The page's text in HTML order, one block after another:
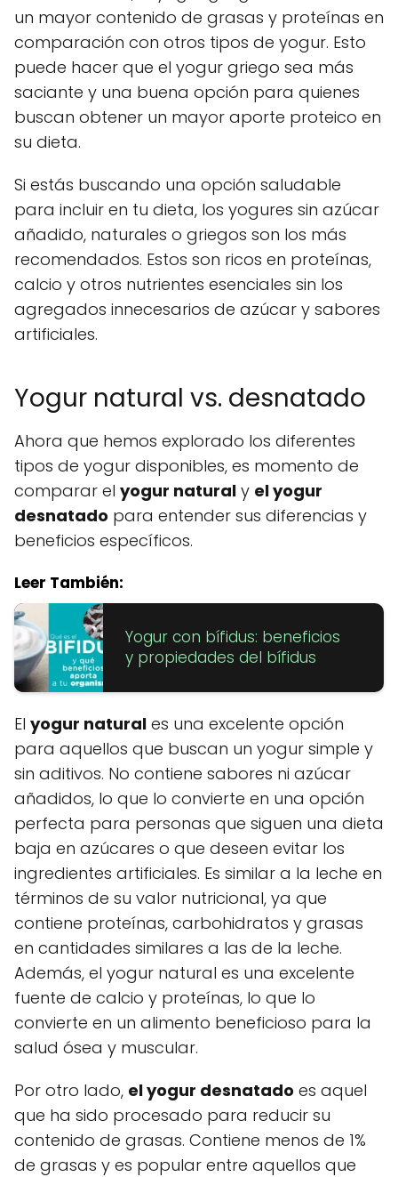
un mayor contenido de grasas y proteínas en
comparación con otros tipos de yogur. Esto
puede hacer que el yogur griego sea más
saciante y una buena opción para quienes
buscan obtener un mayor aporte proteico en
su dieta.
Si estás buscando una opción saludable
para incluir en tu dieta, los yogures sin azúcar
añadido, naturales o griegos son los más
recomendados. Estos son ricos en proteínas,
calcio y otros nutrientes esenciales sin los
agregados innecesarios de azúcar y sabores
artificiales.
Yogur natural vs. desnatado
Ahora que hemos explorado los diferentes
tipos de yogur disponibles, es momento de
comparar el yogur natural y el yogur
desnatado para entender sus diferencias y
beneficios específicos.
Leer También:
Yogur con bífidus: beneficios
y propiedades del bífidus
El yogur natural es una excelente opción
para aquellos que buscan un yogur simple y
sin aditivos. No contiene sabores ni azúcar
añadidos, lo que lo convierte en una opción
perfecta para personas que siguen una dieta
baja en azúcares o que deseen evitar los
ingredientes artificiales. Es similar a la leche en
términos de su valor nutricional, ya que
contiene proteínas, carbohidratos y grasas
en cantidades similares a las de la leche.
Además, el yogur natural es una excelente
fuente de calcio y proteínas, lo que lo
convierte en un alimento beneficioso para la
salud ósea y muscular.
Por otro lado, el yogur desnatado es aquel
que ha sido procesado para reducir su
contenido de grasas. Contiene menos de 1%
de grasas y es popular entre aquellos que